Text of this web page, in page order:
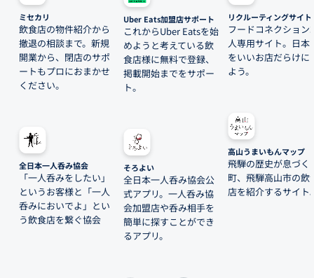
ミセカリ
飲食店の物件紹介から
撤退の相談まで。新規
開業から、閉店のサポ
ートもプロにおまかせ
ください。
全日本一人呑み協会
「一人呑みをしたい」
というお客様と「一人
呑みにおいでよ」とい
う飲食店を繋ぐ協会
Uber Eats加盟店サポート
これからUber Eatsを始
めようと考えている飲
食店様に無料で登録、
掲載開始までをサポー
ト。
そろよい
全日本一人呑み協会公
式アプリ。一人呑み協
会加盟店や呑み相手を
簡単に探すことができ
るアプリ。
リクルーティングサイト
フードコネクション
人専用サイト。日本
をいいお店だらけに
よう。
高山うまいもんマップ
飛騨の歴史が息づく
町、飛騨高山市の飲
店を紹介するサイト